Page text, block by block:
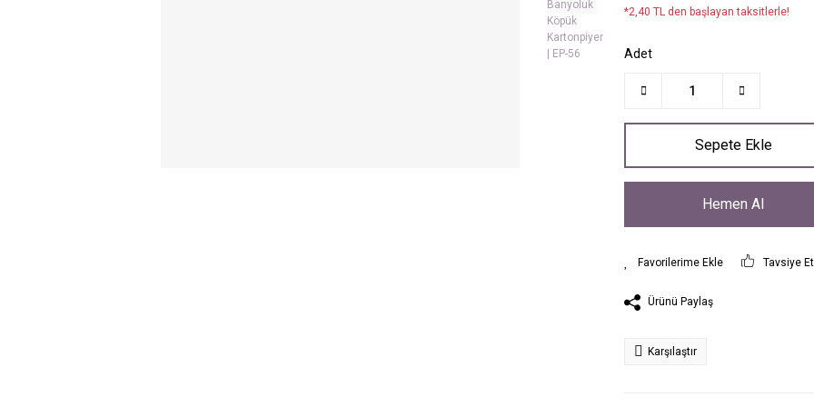
*2,40 TL den başlayan taksitlerle!
Adet
Sepete Ekle
Hemen Al
Tavsiye Et
Ürünü Paylaş
Karşılaştır